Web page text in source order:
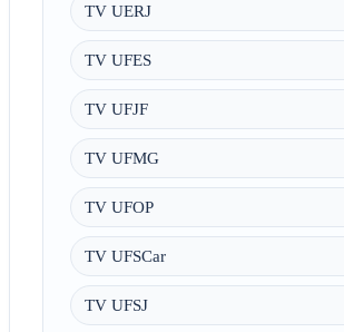
TV UERJ
TV UFES
TV UFJF
TV UFMG
TV UFOP
TV UFSCar
TV UFSJ